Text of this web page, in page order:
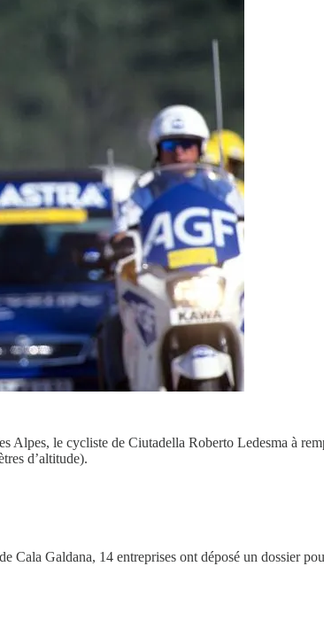
Alpes, le cycliste de Ciutadella Roberto Ledesma à
d’altitude).
Galdana, 14 entreprises ont déposé un dossier